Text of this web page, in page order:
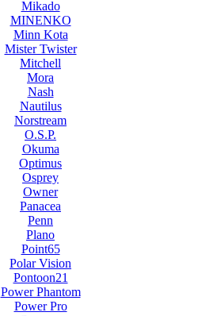
Mikado
MINENKO
Minn Kota
Mister Twister
Mitchell
Mora
Nash
Nautilus
Norstream
O.S.P.
Okuma
Optimus
Osprey
Owner
Panacea
Penn
Plano
Point65
Polar Vision
Pontoon21
Power Phantom
Power Pro